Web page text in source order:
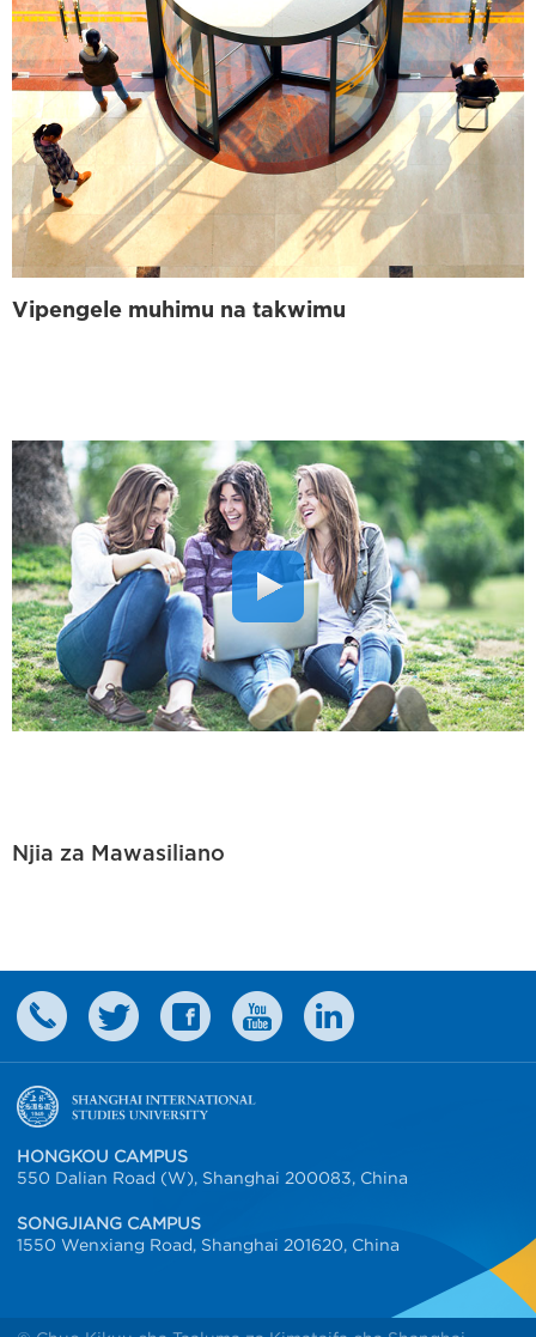
Vipengele muhimu na takwimu
Njia za Mawasiliano
HONGKOU CAMPUS
550 Dalian Road (W), Shanghai 200083, China
SONGJIANG CAMPUS
1550 Wenxiang Road, Shanghai 201620, China